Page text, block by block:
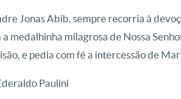
Jonas Abib, sempre recorria à
medalhinha milagrosa de Nossa
e pedia com fé a intercessão de
Paulini